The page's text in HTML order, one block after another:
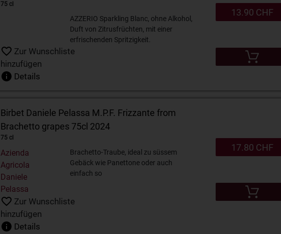
75 cl
AZZERIO Sparkling Blanc, ohne Alkohol,
Duft von Zitrusfrüchten, mit einer
erfrischenden Spritzigkeit.
Zur Wunschliste
hinzufügen
Details
13.90 CHF
Birbet Daniele Pelassa M.P.F. Frizzante from
Brachetto grapes 75cl 2024
75 cl
Azienda
Agricola
Daniele
Pelassa
Brachetto-Traube, ideal zu süssem
Gebäck wie Panettone oder auch
einfach so
Zur Wunschliste
hinzufügen
Details
17.80 CHF